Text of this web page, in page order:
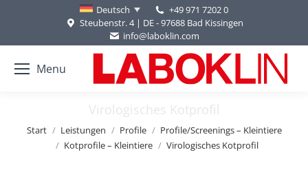
Deutsch
+49 971 7202 0
Steubenstr. 4 | DE - 97688 Bad Kissingen
info@laboklin.com
Menu
Virologisches Kotprofil
Sie befinden sich hier:
Start Leistungen Profile
Profile/Screenings – Kleintiere
Kotprofile – Kleintiere
Virologisches Kotprofil